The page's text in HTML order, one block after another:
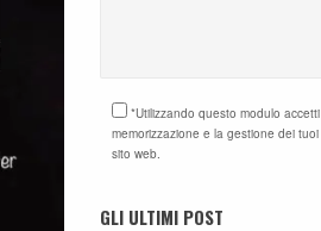
*Utilizzando questo modulo
memorizzazione e la gestione dei
sito web.
GLI ULTIMI POST